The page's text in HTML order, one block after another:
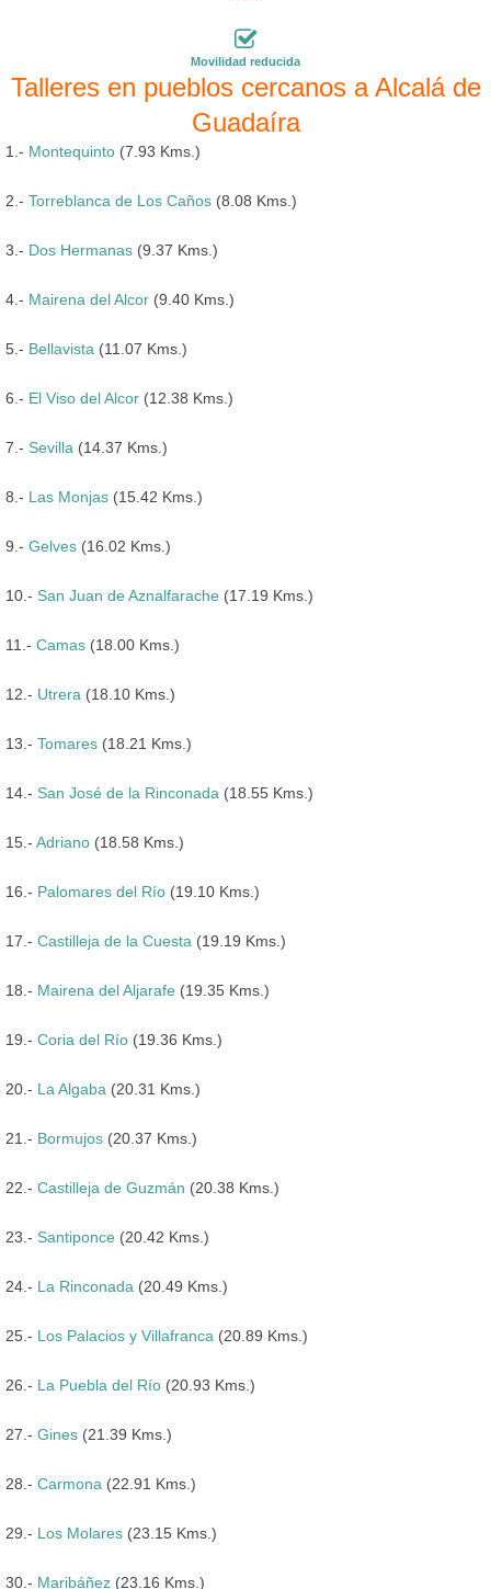
Movilidad reducida
Talleres en pueblos cercanos a Alcalá de
Guadaíra
1.- Montequinto (7.93 Kms.)
2.- Torreblanca de Los Caños (8.08 Kms.)
3.- Dos Hermanas (9.37 Kms.)
4.- Mairena del Alcor (9.40 Kms.)
5.- Bellavista (11.07 Kms.)
6.- El Viso del Alcor (12.38 Kms.)
7.- Sevilla (14.37 Kms.)
8.- Las Monjas (15.42 Kms.)
9.- Gelves (16.02 Kms.)
10.- San Juan de Aznalfarache (17.19 Kms.)
11.- Camas (18.00 Kms.)
12.- Utrera (18.10 Kms.)
13.- Tomares (18.21 Kms.)
14.- San José de la Rinconada (18.55 Kms.)
15.- Adriano (18.58 Kms.)
16.- Palomares del Río (19.10 Kms.)
17.- Castilleja de la Cuesta (19.19 Kms.)
18.- Mairena del Aljarafe (19.35 Kms.)
19.- Coria del Río (19.36 Kms.)
20.- La Algaba (20.31 Kms.)
21.- Bormujos (20.37 Kms.)
22.- Castilleja de Guzmán (20.38 Kms.)
23.- Santiponce (20.42 Kms.)
24.- La Rinconada (20.49 Kms.)
25.- Los Palacios y Villafranca (20.89 Kms.)
26.- La Puebla del Río (20.93 Kms.)
27.- Gines (21.39 Kms.)
28.- Carmona (22.91 Kms.)
29.- Los Molares (23.15 Kms.)
30.- Maribáñez (23.16 Kms.)